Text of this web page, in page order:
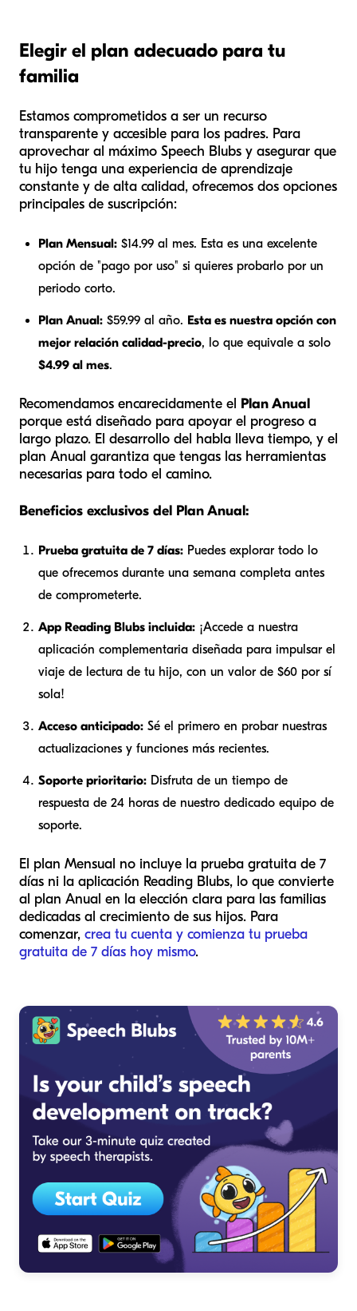
Elegir el plan adecuado para tu
familia
Estamos comprometidos a ser un recurso
transparente y accesible para los padres. Para
aprovechar al máximo Speech Blubs y asegurar que
tu hijo tenga una experiencia de aprendizaje
constante y de alta calidad, ofrecemos dos opciones
principales de suscripción:
Plan Mensual: $14.99 al mes. Esta es una excelente
opción de "pago por uso" si quieres probarlo por un
periodo corto.
Plan Anual: $59.99 al año. Esta es nuestra opción con
mejor relación calidad-precio, lo que equivale a solo
$4.99 al mes.
Recomendamos encarecidamente el Plan Anual
porque está diseñado para apoyar el progreso a
largo plazo. El desarrollo del habla lleva tiempo, y el
plan Anual garantiza que tengas las herramientas
necesarias para todo el camino.
Beneficios exclusivos del Plan Anual:
Prueba gratuita de 7 días: Puedes explorar todo lo
que ofrecemos durante una semana completa antes
de comprometerte.
App Reading Blubs incluida: ¡Accede a nuestra
aplicación complementaria diseñada para impulsar el
viaje de lectura de tu hijo, con un valor de $60 por sí
sola!
Acceso anticipado: Sé el primero en probar nuestras
actualizaciones y funciones más recientes.
Soporte prioritario: Disfruta de un tiempo de
respuesta de 24 horas de nuestro dedicado equipo de
soporte.
El plan Mensual no incluye la prueba gratuita de 7
días ni la aplicación Reading Blubs, lo que convierte
al plan Anual en la elección clara para las familias
dedicadas al crecimiento de sus hijos. Para
comenzar, crea tu cuenta y comienza tu prueba
gratuita de 7 días hoy mismo.